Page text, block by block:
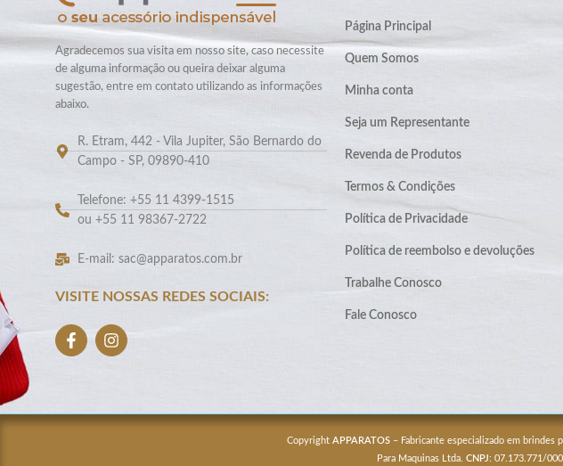
Agradecemos sua visita em nosso site, caso necessite
de alguma informação ou queira deixar alguma
sugestão, entre em contato utilizando as informações
abaixo.
R. Etram, 442 - Vila Jupiter, São Bernardo do
Campo - SP, 09890-410
Telefone: +55 11 4399-1515
ou +55 11 98367-2722
E-mail: sac@apparatos.com.br
VISITE NOSSAS REDES SOCIAIS:
Página Principal
Quem Somos
Minha conta
Seja um Representante
Revenda de Produtos
Termos & Condições
Política de Privacidade
Política de reembolso e devoluções
Trabalhe Conosco
Fale Conosco
Copyright APPARATOS – Fabricante especializado em brindes
Para Maquinas Ltda. CNPJ: 07.173.771/